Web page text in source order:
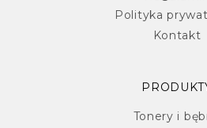
Polityka
Kontakt
Tonery i